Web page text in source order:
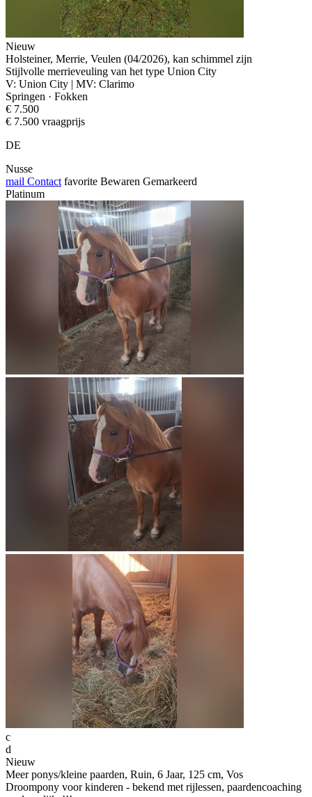
Nieuw
Holsteiner, Merrie, Veulen (04/2026), kan schimmel zijn
Stijlvolle merrieveuling van het type Union City
V: Union City | MV: Clarimo
Springen · Fokken
€ 7.500
€ 7.500 vraagprijs
DE
Nusse
mail Contact favorite Bewaren Gemarkeerd
Platinum
c
d
Nieuw
Meer ponys/kleine paarden, Ruin, 6 Jaar, 125 cm, Vos
Droompony voor kinderen - bekend met rijlessen, paardencoaching